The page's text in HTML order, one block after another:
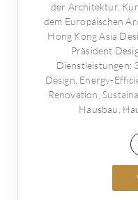
der Architektur,
dem Europäischen
Hong Kong Asia
Präsident
Dienstleistungen:
Design, Energy-
Renovation,
Hausbau,